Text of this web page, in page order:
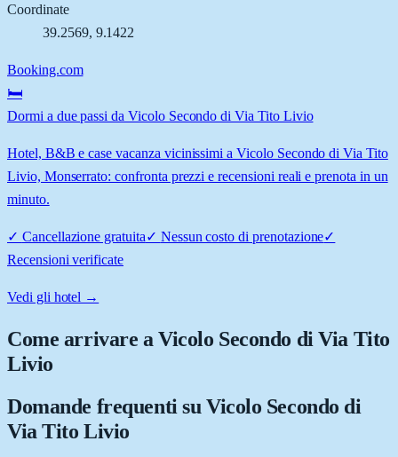
Coordinate
39.2569, 9.1422
Booking.com
🛏️
Dormi a due passi da Vicolo Secondo di Via Tito Livio
Hotel, B&B e case vacanza vicinissimi a Vicolo Secondo di Via Tito
Livio, Monserrato: confronta prezzi e recensioni reali e prenota in un
minuto.
✓ Cancellazione gratuita✓ Nessun costo di prenotazione✓
Recensioni verificate
Vedi gli hotel →
Come arrivare aVicolo Secondo di Via Tito
Livio
Domande frequenti su Vicolo Secondo di
Via Tito Livio